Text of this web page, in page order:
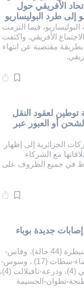
الأفريقي حول
طرد البوليساريو
فيما التزمت
الأفريقي. واكتفت
بطريقة مقتضبة عن انتهاء
توطين لعقود النقل
أو العبور عبر
الجزائرية إلى إظهار
مع الشركاء
في جميع الظروف على
المغرب: تسجيل 109 إصابات جديدة بوباء
في جهات الرباط-سلا-القنيطرة (44 حالة)، وفاس-
مكناس (24)، والدار البيضاء-سطات (17) ، وسوس-
ماسة (9)، ومراكش-آسفي (4)، ودرعة-تافيلالت (4)،